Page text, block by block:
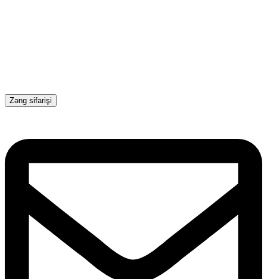
Zəng sifarişi